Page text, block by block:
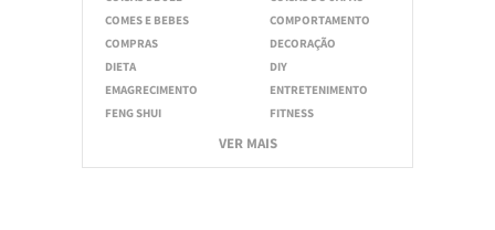
COMES E BEBES
COMPORTAMENTO
COMPRAS
DECORAÇÃO
DIETA
DIY
EMAGRECIMENTO
ENTRETENIMENTO
FENG SHUI
FITNESS
VER MAIS